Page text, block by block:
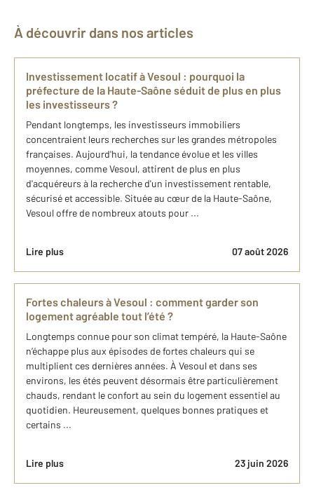
À découvrir dans nos articles
Investissement locatif à Vesoul : pourquoi la
préfecture de la Haute-Saône séduit de plus en plus
les investisseurs ?
Pendant longtemps, les investisseurs immobiliers
concentraient leurs recherches sur les grandes métropoles
françaises. Aujourd'hui, la tendance évolue et les villes
moyennes, comme Vesoul, attirent de plus en plus
d'acquéreurs à la recherche d'un investissement rentable,
sécurisé et accessible. Située au cœur de la Haute-Saône,
Vesoul offre de nombreux atouts pour ...
Lire plus 07 août 2026
Fortes chaleurs à Vesoul : comment garder son
logement agréable tout l’été ?
Longtemps connue pour son climat tempéré, la Haute-Saône
n’échappe plus aux épisodes de fortes chaleurs qui se
multiplient ces dernières années. À Vesoul et dans ses
environs, les étés peuvent désormais être particulièrement
chauds, rendant le confort au sein du logement essentiel au
quotidien. Heureusement, quelques bonnes pratiques et
certains ...
Lire plus 23 juin 2026